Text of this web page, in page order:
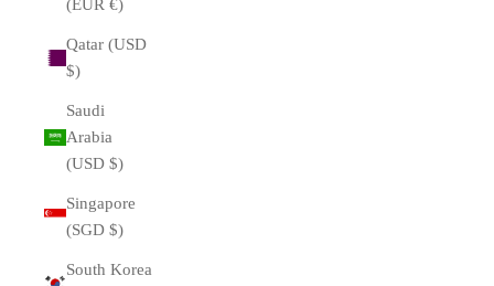
(EUR €)
Qatar (USD
$)
Saudi
Arabia
(USD $)
Singapore
(SGD $)
South Korea